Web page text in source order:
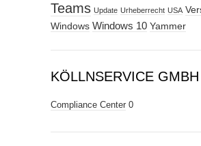
Teams Update Urheberrecht USA
Windows Windows 10 Yammer
KÖLLNSERVICE GMBH
Compliance Center 0